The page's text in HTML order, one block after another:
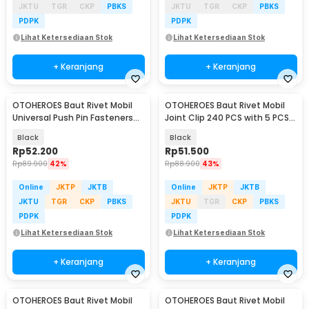
JKTU TGR CKP
PBKS
PDPK
Lihat Ketersediaan Stok
+ Keranjang
JKTU TGR CKP
PBKS
PDPK
Lihat Ketersediaan Stok
+ Keranjang
OTOHEROES Baut Rivet Mobil
Universal Push Pin Fasteners
Black
Rp52.200
Rp89.900 42%
Online JKTP
JKTB
JKTU
TGR CKP
PBKS
PDPK
Lihat Ketersediaan Stok
+ Keranjang
OTOHEROES Baut Rivet Mobil
Joint Clip 240 PCS with 5 PCS
Black
Rp51.500
Rp88.900 43%
Online JKTP
JKTB
JKTU
TGR CKP
PBKS
PDPK
Lihat Ketersediaan Stok
+ Keranjang
OTOHEROES Baut Rivet Mobil
OTOHEROES Baut Rivet Mobil